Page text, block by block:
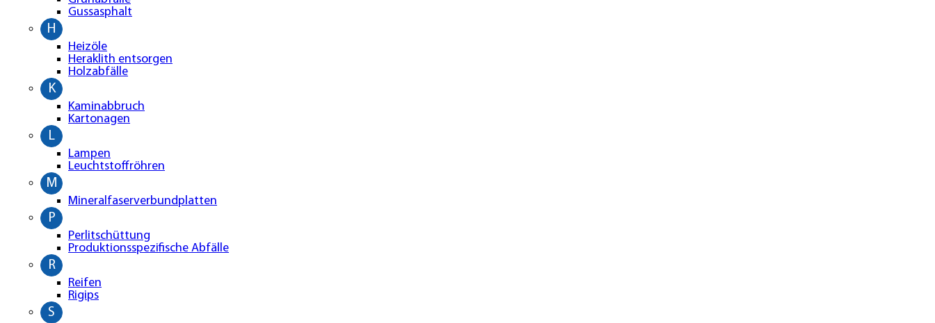
Gussasphalt
H
Heizöle
Heraklith entsorgen
Holzabfälle
K
Kaminabbruch
Kartonagen
L
Lampen
Leuchtstoffröhren
M
Mineralfaserverbundplatten
P
Perlitschüttung
Produktionsspezifische Abfälle
R
Reifen
Rigips
S